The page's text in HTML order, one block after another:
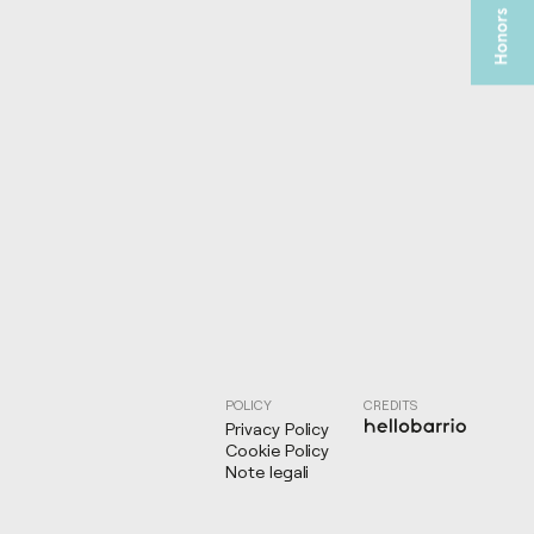
POLICY
Privacy Policy
Cookie Policy
Note legali
CREDITS